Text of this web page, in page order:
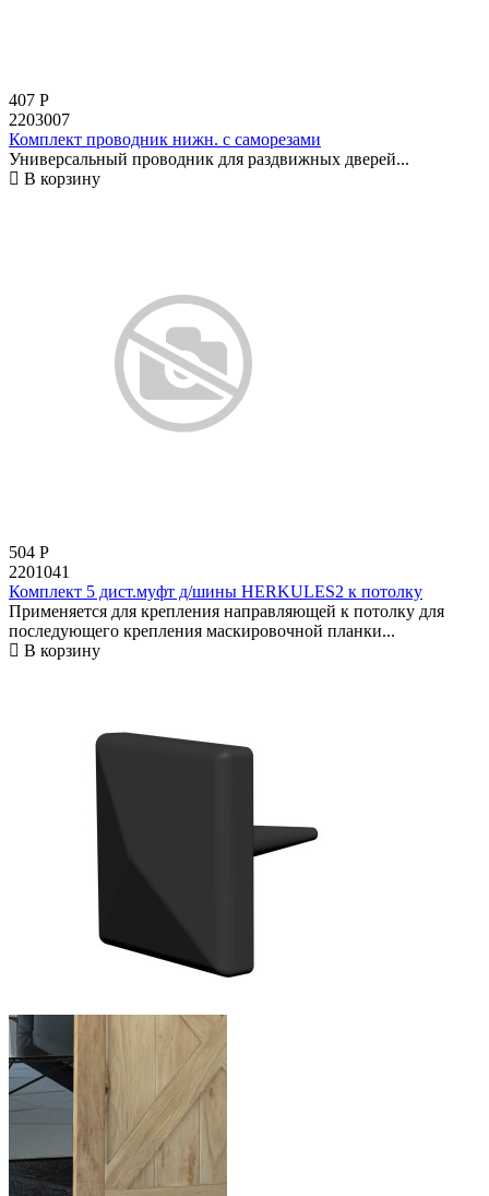
407 Р
2203007
Комплект проводник нижн. с саморезами
Универсальный проводник для раздвижных дверей...
В корзину
504 Р
2201041
Комплект 5 дист.муфт д/шины HERKULES2 к потолку
Применяется для крепления направляющей к потолку для
последующего крепления маскировочной планки...
В корзину